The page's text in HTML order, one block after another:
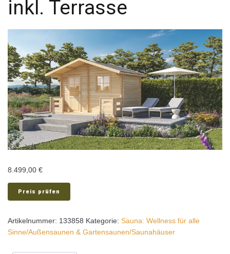
inkl. Terrasse
8.499,00 €
Preis prüfen
Artikelnummer: 133858 Kategorie: Sauna: Wellness für alle
Sinne/Außensaunen & Gartensaunen/Saunahäuser